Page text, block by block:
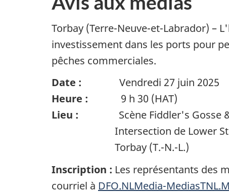
Torbay (Terre-Neuve-et-Labrador) –
investissement dans les ports pour
pêches commerciales.
Date : Vendredi 27 juin 2025
Heure :
9 h 30 (HAT)
Lieu :
Scène Fiddler's Gosse &
Intersection de Lower
Torbay (T.-N.-L.)
Inscription : Les représentants des
courriel à DFO.NLMedia-